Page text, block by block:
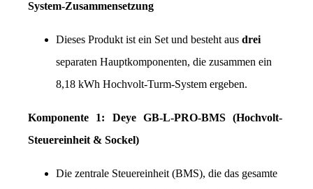
System-Zusammensetzung
Dieses Produkt ist ein Set und besteht aus drei
separaten Hauptkomponenten, die zusammen ein
8,18 kWh Hochvolt-Turm-System ergeben.
Komponente 1: Deye GB-L-PRO-BMS (Hochvolt-
Steuereinheit & Sockel)
Die zentrale Steuereinheit (BMS), die das gesamte